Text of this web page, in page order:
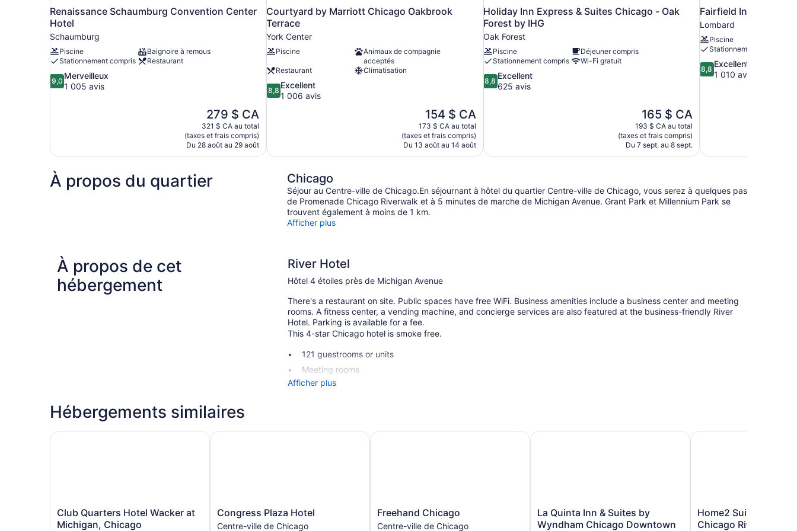
Renaissance Schaumburg Convention Center
Hotel
Schaumburg
Piscine
Baignoire à remous
Stationnement compris
Restaurant
9.0
sur
9,0
Merveilleux
1 005 avis
Le
prix
est
de
279 $ CA
279 $ CA
321 $ CA au total
(taxes et frais compris)
Du 28 août au 29 août
Courtyard by Marriott Chicago Oakbrook
Terrace
York Center
Piscine
Animaux de compagnie
acceptés
Restaurant
Climatisation
8.8
sur
8,8
Excellent
1 006 avis
Le
prix
est
de
154 $ CA
154 $ CA
173 $ CA au total
(taxes et frais compris)
Du 13 août au 14 août
Holiday Inn Express & Suites Chicago - Oak
Forest by IHG
Oak Forest
Piscine
Déjeuner compris
Stationnement compris
Wi-Fi gratuit
8.8
sur
8,8
Excellent
625 avis
Le
prix
est
de
165 $ CA
165 $ CA
193 $ CA au total
(taxes et frais compris)
Du 7 sept. au 8 sept.
Fairfield Inn &
Lombard
Piscine
Stationnement compris
8.8
sur
8,8
Excellent
1 010 avis
À propos du quartier Chicago
Séjour au Centre-ville de Chicago.En séjournant à hôtel du quartier Centre-ville de Chicago, vous serez à quelques pas
de Promenade Chicago Riverwalk et à 5 minutes de marche de Michigan Avenue. Grant Park et Millennium Park se
trouvent également à moins de 1 km.
Afficher plus
À propos de cet
hébergement
River Hotel
Hôtel 4 étoiles près de Michigan Avenue
There's a restaurant on site. Public spaces have free WiFi. Business amenities include a business center and meeting
rooms. A fitness center, a vending machine, and concierge services are also featured at the business-friendly River
Hotel. Parking is available for a fee.
This 4-star Chicago hotel is smoke free.
121 guestrooms or units
Meeting rooms
Business facilities
Self-service laundry
Front-desk safe
Concierge
Afficher plus
Hébergements similaires
Club
Quarters
Club Quarters Hotel Wacker at
Michigan, Chicago
Club Quarters Hotel Wacker at Michigan, Chicago
Congress
Plaza
Congress Plaza Hotel
Centre-ville de Chicago
Congress Plaza Hotel
Freehand
Chicago
Freehand Chicago
Centre-ville de Chicago
Freehand Chicago
La
Quinta
La Quinta Inn & Suites by
Wyndham Chicago Downtown
La Quinta Inn & Suites by Wyndham Chicago Downtown
Home2
Suites
Home2 Suites by
Chicago River North
Home2 Suites by